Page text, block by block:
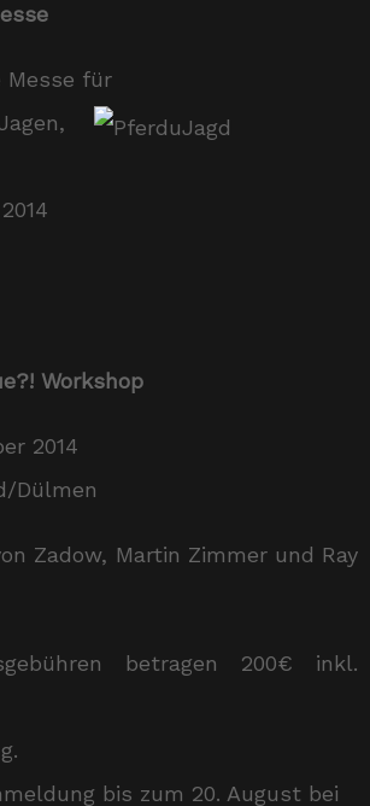
Messe für
Workshop
2014
Dülmen
Zadow, Martin Zimmer und Ray
betragen 200€ inkl.
bis zum 20. August bei